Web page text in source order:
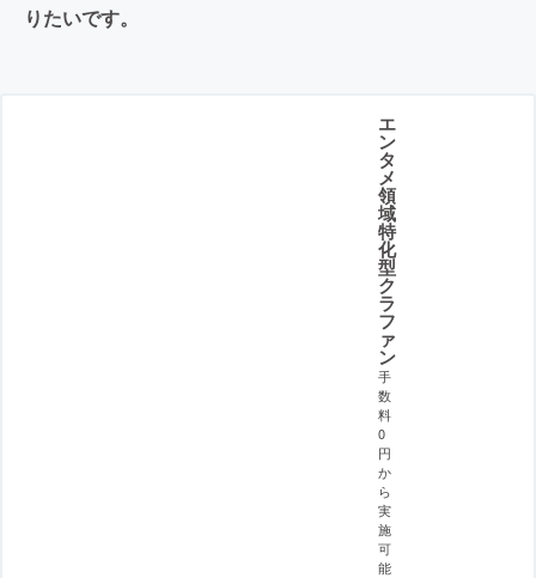
りたいです。
エ
ン
タ
メ
領
域
特
化
型
ク
ラ
フ
ァ
ン
手
数
料
0
円
か
ら
実
施
可
能